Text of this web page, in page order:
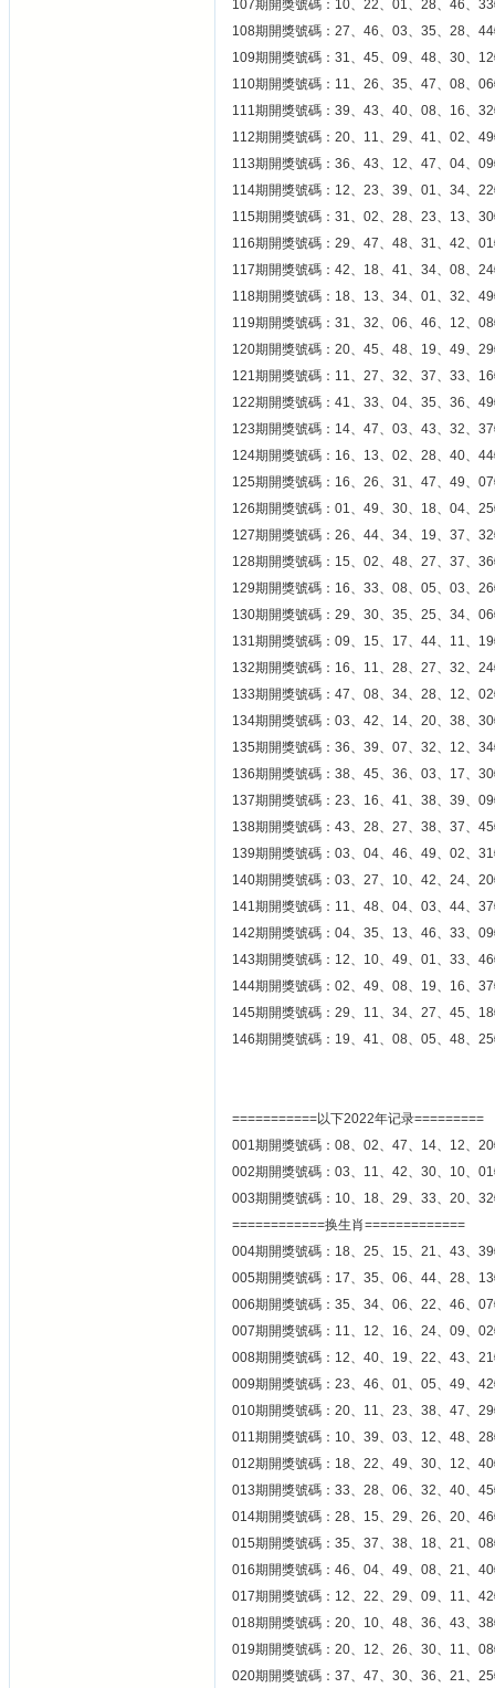
107期開獎號碼：10、22、01、28、46、
108期開獎號碼：27、46、03、35、28、
109期開獎號碼：31、45、09、48、30、
110期開獎號碼：11、26、35、47、08、
111期開獎號碼：39、43、40、08、16、
112期開獎號碼：20、11、29、41、02、
113期開獎號碼：36、43、12、47、04、
114期開獎號碼：12、23、39、01、34、
115期開獎號碼：31、02、28、23、13、
116期開獎號碼：29、47、48、31、42、
117期開獎號碼：42、18、41、34、08、
118期開獎號碼：18、13、34、01、32、
119期開獎號碼：31、32、06、46、12、
120期開獎號碼：20、45、48、19、49、
121期開獎號碼：11、27、32、37、33、
122期開獎號碼：41、33、04、35、36、
123期開獎號碼：14、47、03、43、32、
124期開獎號碼：16、13、02、28、40、
125期開獎號碼：16、26、31、47、49、
126期開獎號碼：01、49、30、18、04、
127期開獎號碼：26、44、34、19、37、
128期開獎號碼：15、02、48、27、37、
129期開獎號碼：16、33、08、05、03、
130期開獎號碼：29、30、35、25、34、
131期開獎號碼：09、15、17、44、11、
132期開獎號碼：16、11、28、27、32、
133期開獎號碼：47、08、34、28、12、
134期開獎號碼：03、42、14、20、38、
135期開獎號碼：36、39、07、32、12、
136期開獎號碼：38、45、36、03、17、
137期開獎號碼：23、16、41、38、39、
138期開獎號碼：43、28、27、38、37、
139期開獎號碼：03、04、46、49、02、
140期開獎號碼：03、27、10、42、24、
141期開獎號碼：11、48、04、03、44、
142期開獎號碼：04、35、13、46、33、
143期開獎號碼：12、10、49、01、33、
144期開獎號碼：02、49、08、19、16、
145期開獎號碼：29、11、34、27、45、
146期開獎號碼：19、41、08、05、48、
===========以下2022年记录=========
001期開獎號碼：08、02、47、14、12、
002期開獎號碼：03、11、42、30、10、
003期開獎號碼：10、18、29、33、20、
============换生肖=============
004期開獎號碼：18、25、15、21、43、
005期開獎號碼：17、35、06、44、28、
006期開獎號碼：35、34、06、22、46、
007期開獎號碼：11、12、16、24、09、
008期開獎號碼：12、40、19、22、43、
009期開獎號碼：23、46、01、05、49、
010期開獎號碼：20、11、23、38、47、
011期開獎號碼：10、39、03、12、48、
012期開獎號碼：18、22、49、30、12、
013期開獎號碼：33、28、06、32、40、
014期開獎號碼：28、15、29、26、20、
015期開獎號碼：35、37、38、18、21、
016期開獎號碼：46、04、49、08、21、
017期開獎號碼：12、22、29、09、11、
018期開獎號碼：20、10、48、36、43、
019期開獎號碼：20、12、26、30、11、
020期開獎號碼：37、47、30、36、21、